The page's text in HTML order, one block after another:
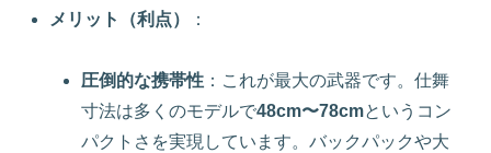
メリット（利点） ：
圧倒的な携帯性 ：これが最大の武器です。仕舞
寸法は多くのモデルで48cm〜78cmというコン
パクトさを実現しています。バックパックや大